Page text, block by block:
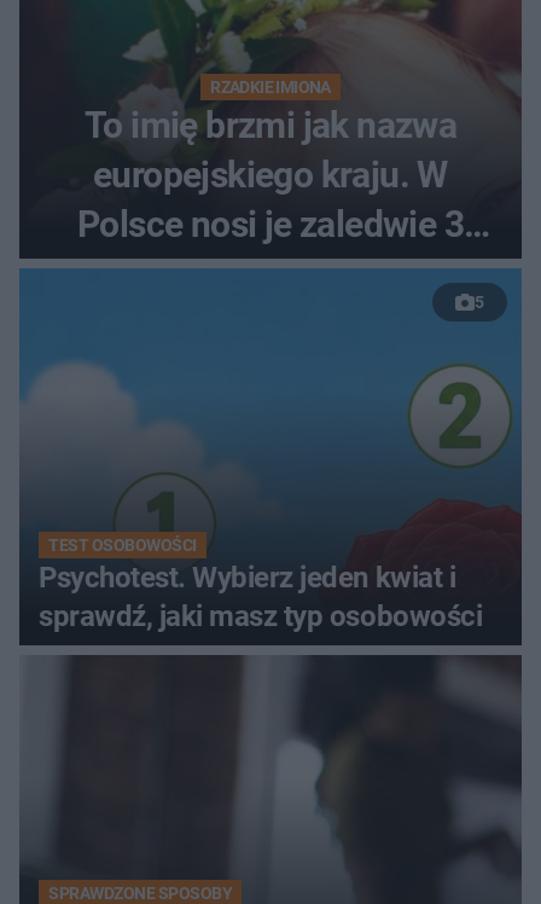
RZADKIE IMIONA
To imię brzmi jak nazwa
europejskiego kraju. W
Polsce nosi je zaledwie 3
kobiety
5
TEST OSOBOWOŚCI
Psychotest. Wybierz jeden kwiat i
sprawdź, jaki masz typ osobowości
SPRAWDZONE SPOSOBY